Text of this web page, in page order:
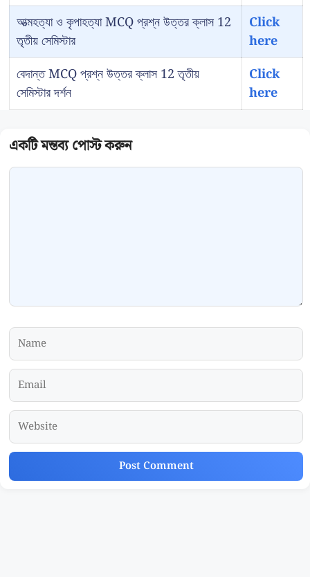
আত্মহত্যা ও কৃপাহত্যা MCQ প্রশ্ন উত্তর ক্লাস 12
তৃতীয় সেমিস্টার
Click
here
বেদান্ত MCQ প্রশ্ন উত্তর ক্লাস 12 তৃতীয়
সেমিস্টার দর্শন
Click
here
Comment
Name
Email
Website